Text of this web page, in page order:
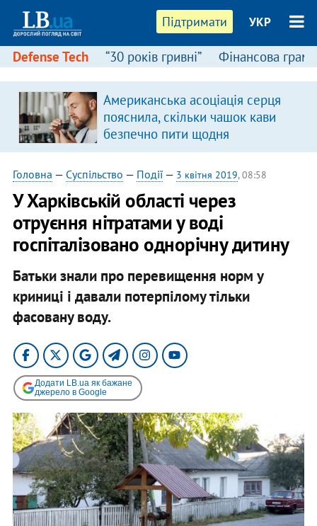
Підтримати УКР
Defense Tech “30 років гривні” Фінансова
Американська асоціація серця
пояснила, скільки чашок кави
безпечно пити щодня
Головна — Суспільство — Події— 3 квітня 2019, 08:58
У Харківській області через
отруєння нітратами у воді
госпіталізовано однорічну дитину
Батьки знали про перевищення норм у
криниці і давали потерпілому тільки
фасовану воду.
Додати LB.ua як бажане
джерело в Google